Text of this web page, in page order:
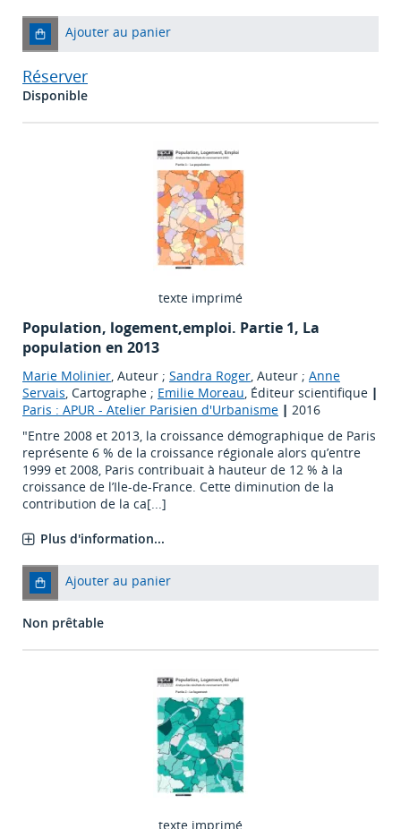
Ajouter au panier
Réserver
Disponible
texte imprimé
Population, logement,emploi. Partie 1, La
population en 2013
Marie Molinier, Auteur ; Sandra Roger, Auteur ; Anne
Servais, Cartographe ; Emilie Moreau, Éditeur scientifique |
Paris : APUR - Atelier Parisien d'Urbanisme | 2016
"Entre 2008 et 2013, la croissance démographique de Paris
représente 6 % de la croissance régionale alors qu’entre
1999 et 2008, Paris contribuait à hauteur de 12 % à la
croissance de l’Ile-de-France. Cette diminution de la
contribution de la ca[...]
Plus d'information...
Ajouter au panier
Non prêtable
texte imprimé